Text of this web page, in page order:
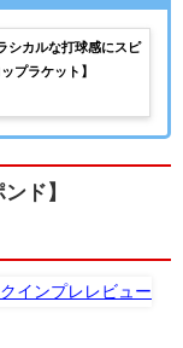
シカルな打球感にスピ
プラケット】
ド】